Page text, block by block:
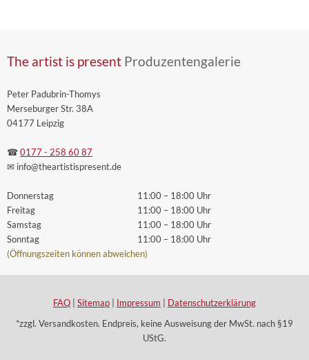
The artist is present Produzentengalerie
Peter Padubrin-Thomys
Merseburger Str. 38A
04177 Leipzig
☎ 0177 - 258 60 87
✉ info@theartistispresent.de
Donnerstag
Freitag
Samstag
Sonntag
11:00 – 18:00 Uhr
11:00 – 18:00 Uhr
11:00 – 18:00 Uhr
11:00 – 18:00 Uhr
(Öffnungszeiten können abweichen)
FAQ Sitemap Impressum
Datenschutzerklärung
*zzgl. Versandkosten. Endpreis, keine Ausweisung der MwSt. nach §19
UStG.